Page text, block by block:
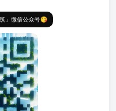
」微信公众号😘